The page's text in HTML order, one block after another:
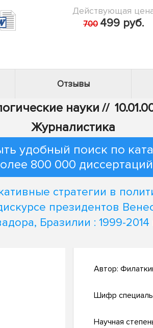
Действующая
700 499 руб.
Отзывы
науки //
Журналистика
удобный поиск по
800 000 диссертаций
стратегии в
президентов
Бразилии : 1999-2014
Автор:
Шифр
Научная